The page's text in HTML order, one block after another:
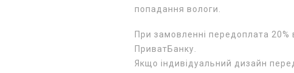
попадання вологи.
При замовленні передоплата 20%
ПриватБанку.
Якщо індивідуальний дизайн